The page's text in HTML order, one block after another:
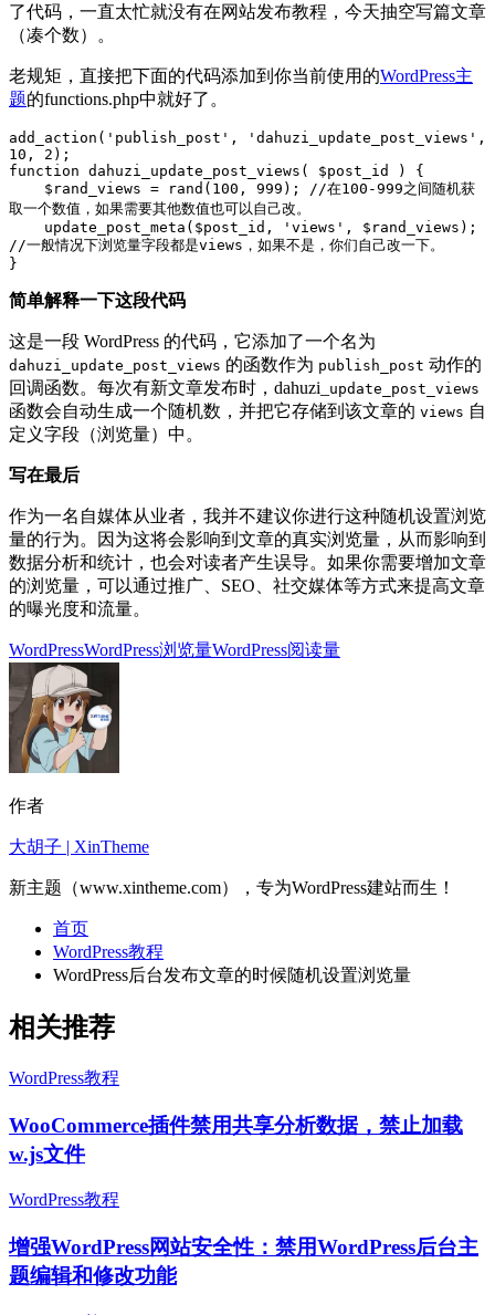
了代码，一直太忙就没有在网站发布教程，今天抽空写篇文章
（凑个数）。
老规矩，直接把下面的代码添加到你当前使用的WordPress主
题的functions.php中就好了。
add_action('publish_post', 'dahuzi_update_post_views',
10, 2);
function dahuzi_update_post_views( $post_id ) {
取一个数值，如果需要其他数值也可以自己改。
//一般情况下浏览量字段都是views，如果不是，你们自己改一下。
}
简单解释一下这段代码
这是一段 WordPress 的代码，它添加了一个名为
dahuzi_update_post_views 的函数作为 publish_post 动作的
回调函数。每次有新文章发布时，dahuzi_
update_post_views
函数会自动生成一个随机数，并把它存储到该文章的 views 自
定义字段（浏览量）中。
写在最后
作为一名自媒体从业者，我并不建议你进行这种随机设置浏览
量的行为。因为这将会影响到文章的真实浏览量，从而影响到
数据分析和统计，也会对读者产生误导。如果你需要增加文章
的浏览量，可以通过推广、SEO、社交媒体等方式来提高文章
的曝光度和流量。
WordPressWordPress浏览量WordPress阅读量
作者
大胡子 | XinTheme
新主题（www.xintheme.com），专为WordPress建站而生！
首页
WordPress教程
WordPress后台发布文章的时候随机设置浏览量
相关推荐
WordPress教程
WooCommerce插件禁用共享分析数据，禁止加载
w.js文件
WordPress教程
增强WordPress网站安全性：禁用WordPress后台主
题编辑和修改功能